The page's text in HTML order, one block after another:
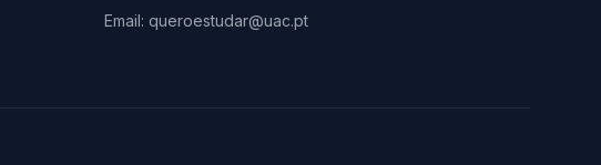
Email: queroestudar@uac.pt